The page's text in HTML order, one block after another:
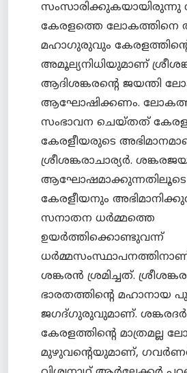
കേരളത്തെ ലോകത്തിനെ
മഹാഗുരുവും
അമൂല്യനിധിയുമാണ്
ആദിശങ്കരന്റെ ജയന്തി
ആഘോഷിക്കണം.
സംഭാവന ചെയ്തത്
കേരളീയരുടെ
ശ്രീശങ്കരാചാര്യര്‍.
കേരളീയനും
സനാതന ധര്‍മ്മത്തെ
ഉയര്‍‍ത്തിക്കൊണ്ടുവന്ന്
ശങ്കരന്‍ ശ്രമിച്ചത്.
ഭാരതത്തിന്റെ മഹാനായ
ജഗദ്ഗുരുവുമാണ്.
കേരളത്തിന്റെ മാത്രമല്ല
മുഴുവന്റെയുമാണ്, ഗവര്‍ണര്‍